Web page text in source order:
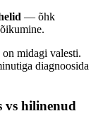
— õhk
midagi valesti.
diagnoosida
vs hilinenud